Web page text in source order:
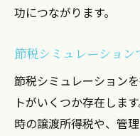
功につながります。
節税シミュレーショ
節税シミュレーション
トがいくつか存在しま
時の譲渡所得税や、管